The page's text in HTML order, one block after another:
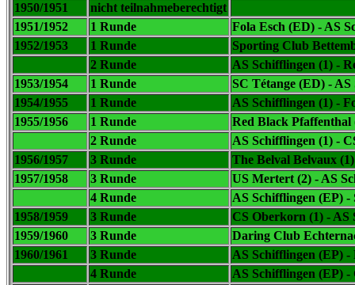
1950/1951
nicht teilnahmeberechtigt
1951/1952
1 Runde
Fola Esch (ED) - AS
1952/1953
1 Runde
Sporting Club
2 Runde
AS Schifflingen (1) -
1953/1954
1 Runde
SC Tétange (ED) -
1954/1955
1 Runde
AS Schifflingen (1) -
1955/1956
1 Runde
Red Black Pfaffenthal
2 Runde
AS Schifflingen (1) -
1956/1957
3 Runde
The Belval Belvaux
1957/1958
3 Runde
US Mertert (2) - AS
4 Runde
AS Schifflingen (EP) -
1958/1959
3 Runde
CS Oberkorn (1) - AS
1959/1960
3 Runde
Daring Club
1960/1961
3 Runde
AS Schifflingen (EP) -
4 Runde
AS Schifflingen (EP)